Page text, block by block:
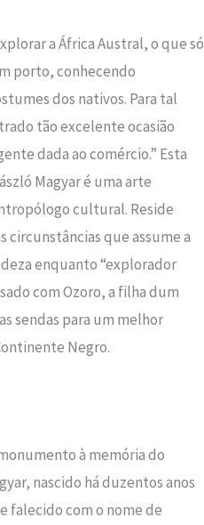
a África Austral, o que só
porto, conhecendo
dos nativos. Para tal
tão excelente ocasião
dada ao comércio.” Esta
Magyar é uma arte
cultural. Reside
circunstâncias que assume a
enquanto “explorador
com Ozoro, a filha dum
sendas para um melhor
Negro.
à memória do
nascido há duzentos anos
falecido com o nome de